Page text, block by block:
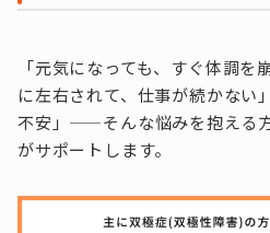
「元気になっても、すぐ体調
に左右されて、仕事が続かない
不安」——そんな悩みを抱える
がサポートします。